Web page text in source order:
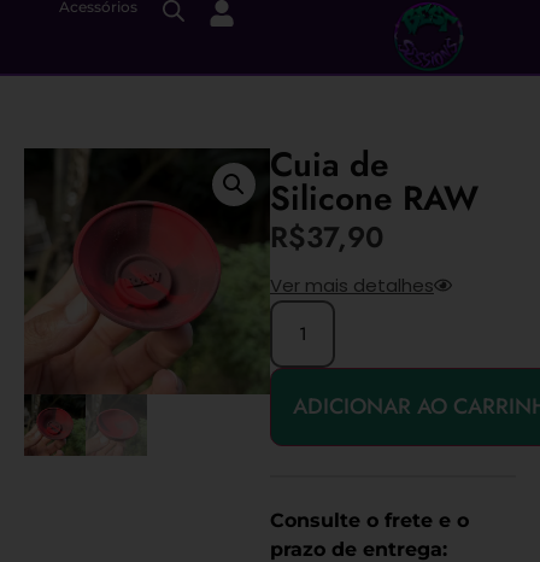
Acessórios
Cuia de
Silicone RAW
R$37,90
Ver mais detalhes
ADICIONAR AO
Consulte o frete e o
prazo de entrega: